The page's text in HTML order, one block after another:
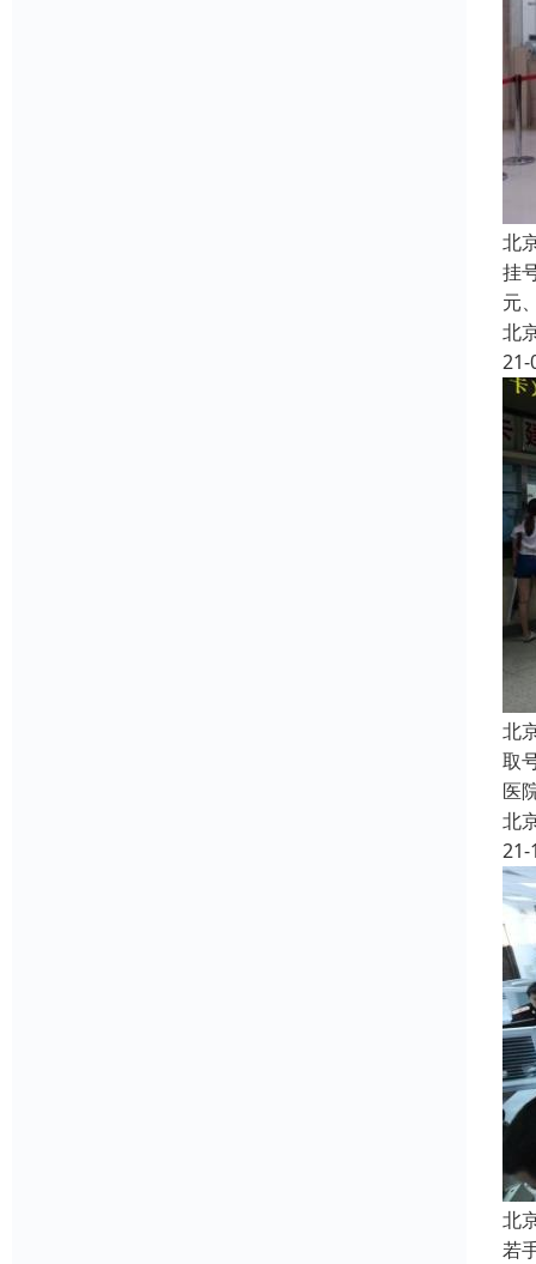
北
挂
元
北
21-
北
取
医
北
21-
北
若